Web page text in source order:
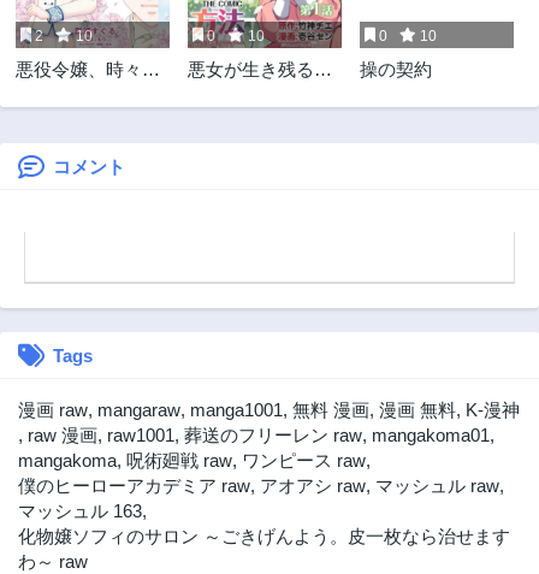
2ヶ月前 2ヶ月前
第1話
2ヶ月前
2 10
悪役令嬢、時々本
0 10
悪女が生き残る方
れるなんてお断り
0 10
操の契約
コメント
Tags
漫画 raw, mangaraw, manga1001, 無料 漫画, 漫画 無料, K-漫神
, raw 漫画, raw1001, 葬送のフリーレン raw, mangakoma01,
mangakoma, 呪術廻戦 raw, ワンピース raw,
僕のヒーローアカデミア raw, アオアシ raw, マッシュル raw,
マッシュル 163,
化物嬢ソフィのサロン ～ごきげんよう。皮一枚なら治せます
わ～ raw